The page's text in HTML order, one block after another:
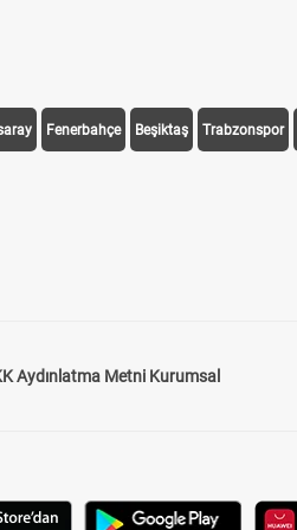
Fenerbahçe Beşiktaş Trabzonspor
Aydınlatma Metni Kurumsal